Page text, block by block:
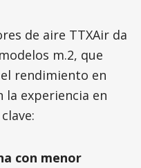
de aire TTXAir da
m.2, que
rendimiento en
experiencia en
con menor